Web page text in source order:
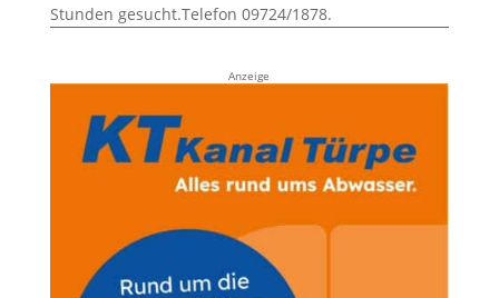
Stunden gesucht.Telefon 09724/1878.
Anzeige